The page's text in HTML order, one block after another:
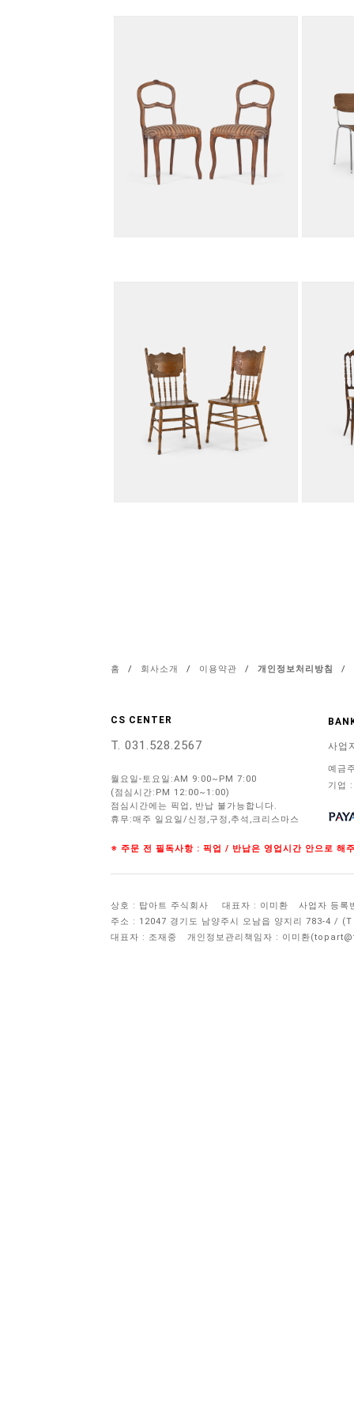
홈 / 회사소개 / 이용약관 / 개인정보처리방침 /
CS CENTER
T. 031.528.2567
월요일-토요일:AM 9:00~PM 7:00
(점심시간:PM 12:00~1:00)
점심시간에는 픽업, 반납 불가능합니다.
휴무:매주 일요일/신정,구정,추석,크리스마스
사업
예금
기업
※ 주문 전 필독사항 : 픽업 / 반납은 영업시간 안으로 해
상호 : 탑아트 주식회사 대표자 : 이미환
사업자 등록
주소 : 12047 경기도 남양주시 오남읍 양지리 783-4 /
대표자 : 조재중
개인정보관리책임자 : 이미환